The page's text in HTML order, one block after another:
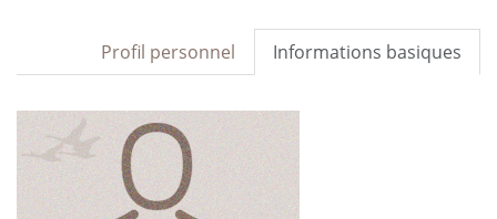
Informations basiques
Profil personnel